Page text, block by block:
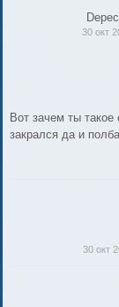
30 окт
Вот зачем ты такое
закрался да и
30 окт